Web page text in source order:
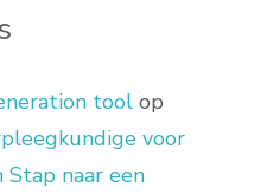
tool op
voor
Stap naar een